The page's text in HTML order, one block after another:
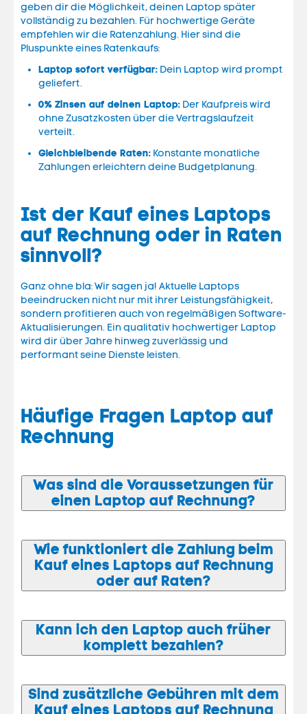
geben dir die Möglichkeit, deinen Laptop später
vollständig zu bezahlen. Für hochwertige Geräte
empfehlen wir die Ratenzahlung. Hier sind die
Pluspunkte eines Ratenkaufs:
Laptop sofort verfügbar: Dein Laptop wird prompt
geliefert.
0% Zinsen auf deinen Laptop: Der Kaufpreis wird
ohne Zusatzkosten über die Vertragslaufzeit
verteilt.
Gleichbleibende Raten: Konstante monatliche
Zahlungen erleichtern deine Budgetplanung.
Ist der Kauf eines Laptops
auf Rechnung oder in Raten
sinnvoll?
Ganz ohne bla: Wir sagen ja! Aktuelle Laptops
beeindrucken nicht nur mit ihrer Leistungsfähigkeit,
sondern profitieren auch von regelmäßigen Software-
Aktualisierungen. Ein qualitativ hochwertiger Laptop
wird dir über Jahre hinweg zuverlässig und
performant seine Dienste leisten.
Häufige Fragen Laptop auf
Rechnung
Was sind die Voraussetzungen für
einen Laptop auf Rechnung?
Wie funktioniert die Zahlung beim
Kauf eines Laptops auf Rechnung
oder auf Raten?
Kann ich den Laptop auch früher
komplett bezahlen?
Sind zusätzliche Gebühren mit dem
Kauf eines Laptops auf Rechnung